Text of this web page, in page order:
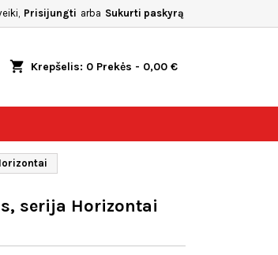
Prisijungti arba Sukurti paskyrą
shopping_cart Krepšelis: 0 Prekės - 0,00 €
serija Horizontai